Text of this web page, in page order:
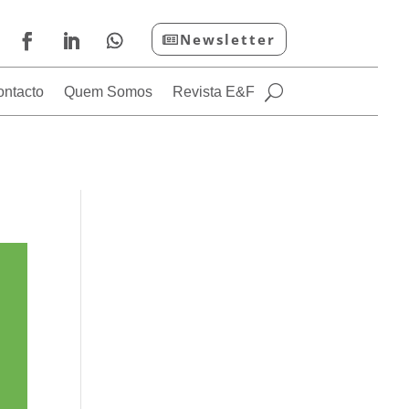
Newsletter
Quem Somos Revista E&F